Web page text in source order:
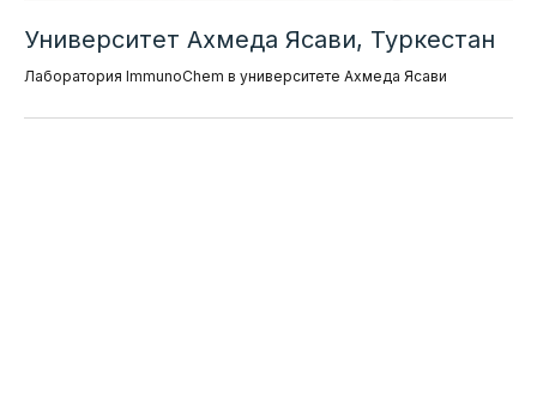
Университет Ахмеда Ясави, Туркестан
Лаборатория ImmunoChem в университете Ахмеда Ясави